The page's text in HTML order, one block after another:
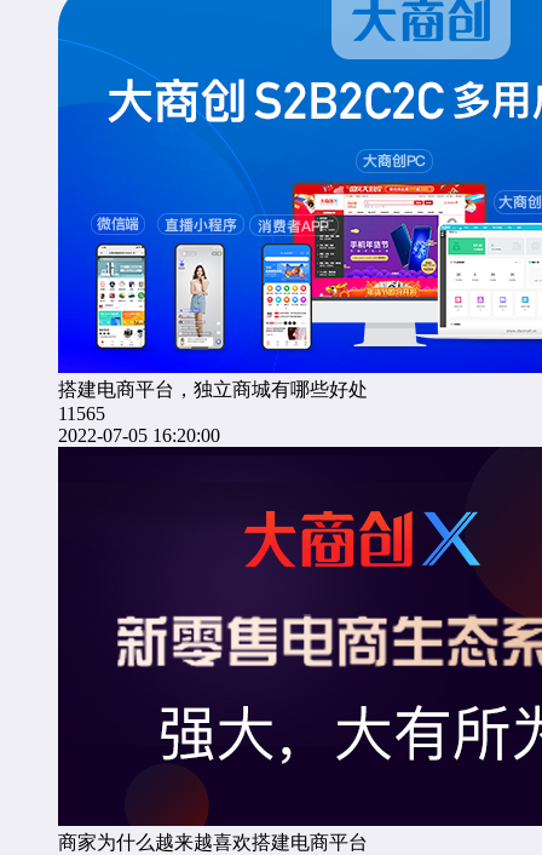
搭建电商平台，独立商城有哪些好处
11565
2022-07-05 16:20:00
商家为什么越来越喜欢搭建电商平台